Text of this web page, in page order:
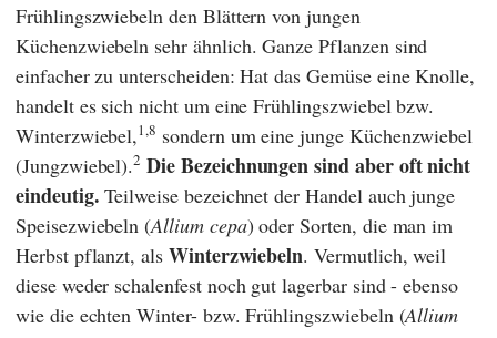
Frühlingszwiebeln den Blättern von jungen
Küchenzwiebeln sehr ähnlich. Ganze Pflanzen sind
einfacher zu unterscheiden: Hat das Gemüse eine Knolle,
handelt es sich nicht um eine Frühlingszwiebel bzw.
Winterzwiebel,1,8 sondern um eine junge Küchenzwiebel
(Jungzwiebel).2 Die Bezeichnungen sind aber oft nicht
eindeutig. Teilweise bezeichnet der Handel auch junge
Speisezwiebeln (Allium cepa) oder Sorten, die man im
Herbst pflanzt, als Winterzwiebeln. Vermutlich, weil
diese weder schalenfest noch gut lagerbar sind - ebenso
wie die echten Winter- bzw. Frühlingszwiebeln (Allium